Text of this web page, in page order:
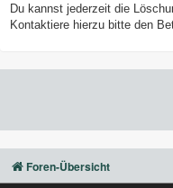
Du kannst jederzeit die
Kontaktiere hierzu bitte den
Foren-Übersicht